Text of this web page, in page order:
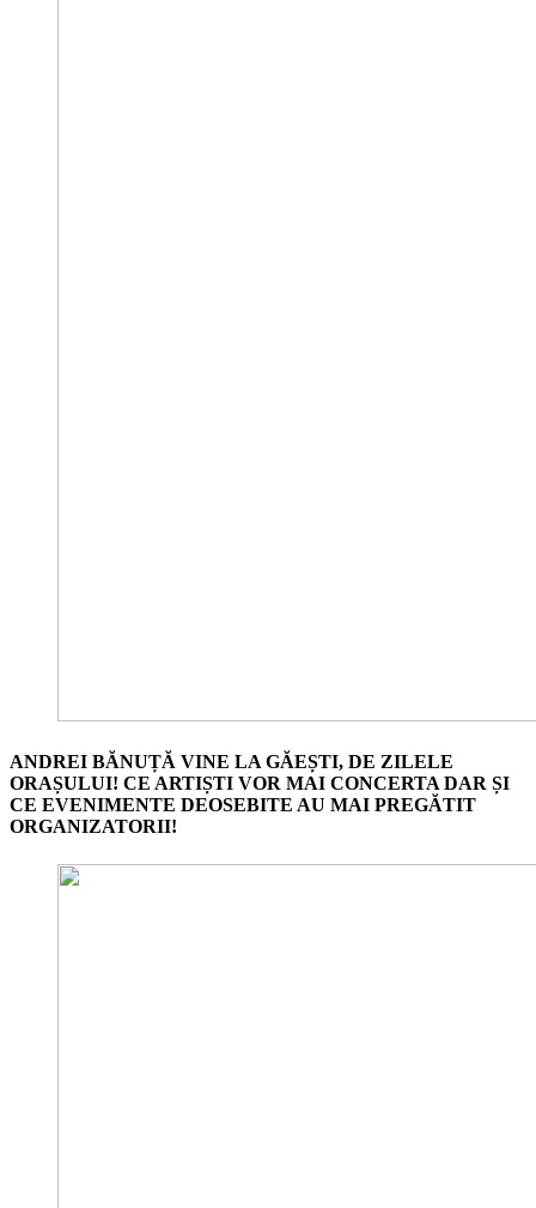
ANDREI BĂNUȚĂ VINE LA GĂEȘTI, DE ZILELE
ORAȘULUI! CE ARTIȘTI VOR MAI CONCERTA DAR ȘI
CE EVENIMENTE DEOSEBITE AU MAI PREGĂTIT
ORGANIZATORII!